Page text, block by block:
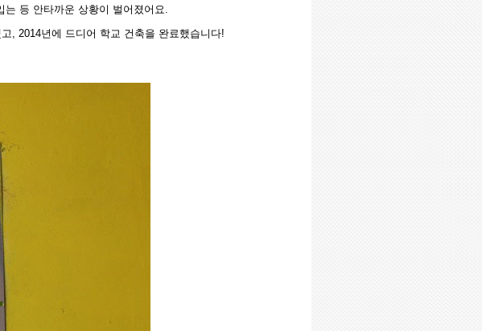
는 등 안타까운 상황이 벌어졌어요.
, 2014년에 드디어 학교 건축을 완료했습니다!